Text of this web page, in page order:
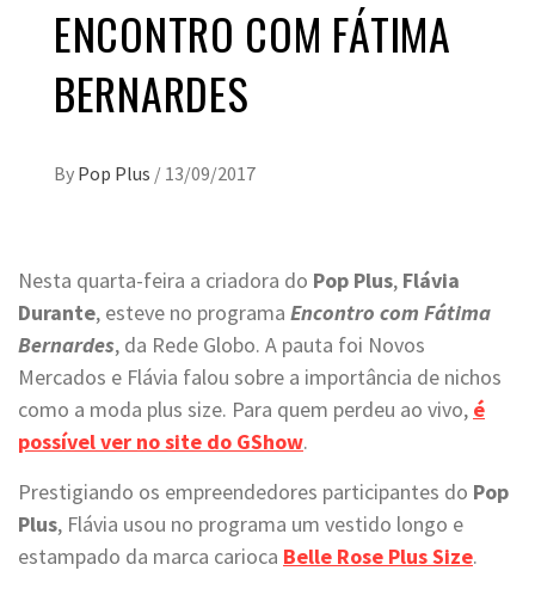
ENCONTRO COM FÁTIMA
BERNARDES
By Pop Plus / 13/09/2017
Nesta quarta-feira a criadora do Pop Plus, Flávia
Durante, esteve no programa Encontro com Fátima
Bernardes, da Rede Globo. A pauta foi Novos
Mercados e Flávia falou sobre a importância de nichos
como a moda plus size. Para quem perdeu ao vivo, é
possível ver no site do GShow.
Prestigiando os empreendedores participantes do Pop
Plus, Flávia usou no programa um vestido longo e
estampado da marca carioca Belle Rose Plus Size.